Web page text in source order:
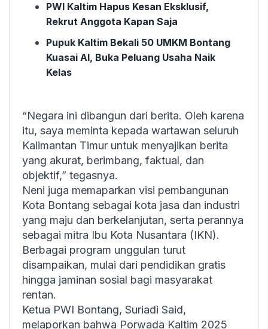
PWI Kaltim Hapus Kesan Eksklusif,
Rekrut Anggota Kapan Saja
Pupuk Kaltim Bekali 50 UMKM Bontang
Kuasai AI, Buka Peluang Usaha Naik
Kelas
“Negara ini dibangun dari berita. Oleh karena
itu, saya meminta kepada wartawan seluruh
Kalimantan Timur untuk menyajikan berita
yang akurat, berimbang, faktual, dan
objektif,” tegasnya.
Neni juga memaparkan visi pembangunan
Kota Bontang sebagai kota jasa dan industri
yang maju dan berkelanjutan, serta perannya
sebagai mitra Ibu Kota Nusantara (IKN).
Berbagai program unggulan turut
disampaikan, mulai dari pendidikan gratis
hingga jaminan sosial bagi masyarakat
rentan.
Ketua PWI Bontang, Suriadi Said,
melaporkan bahwa Porwada Kaltim 2025